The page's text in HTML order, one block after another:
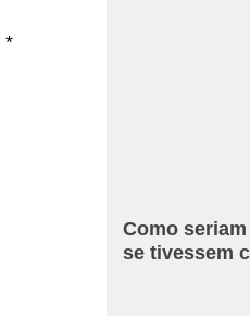
*
Como
se tivessem